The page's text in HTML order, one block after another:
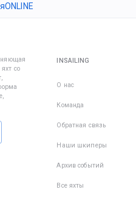
ONLINE
со
INSAILING
О нас
Команда
Обратная связь
Наши шкиперы
Архив событий
Все яхты